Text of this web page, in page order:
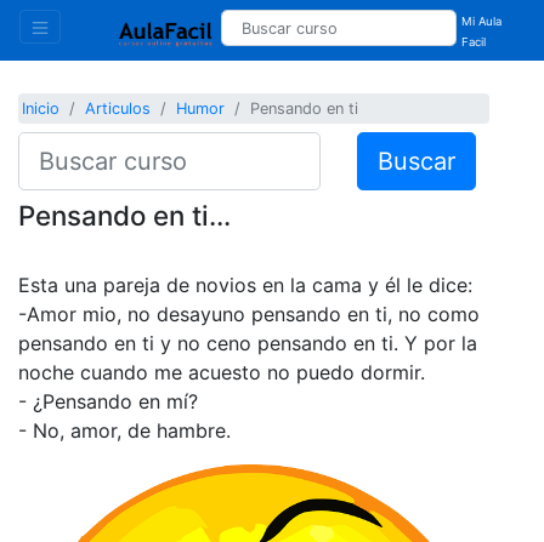
Mi Aula
Facil
Inicio Articulos Humor Pensando en ti
Buscar
Pensando en ti...
Esta una pareja de novios en la cama y él le dice:
-Amor mio, no desayuno pensando en ti, no como
pensando en ti y no ceno pensando en ti. Y por la
noche cuando me acuesto no puedo dormir.
- ¿Pensando en mí?
- No, amor, de hambre.